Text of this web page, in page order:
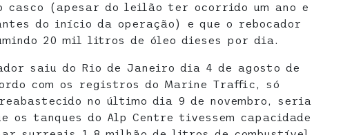
casco (apesar do leilão ter ocorrido um ano e
do início da operação) e que o rebocador
20 mil litros de óleo dieses por dia.
saiu do Rio de Janeiro dia 4 de agosto de
com os registros do Marine Traffic, só
no último dia 9 de novembro, seria
os tanques do Alp Centre tivessem capacidade